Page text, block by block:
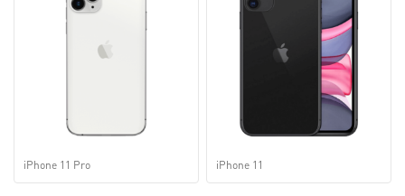
iPhone 11 Pro iPhone 11